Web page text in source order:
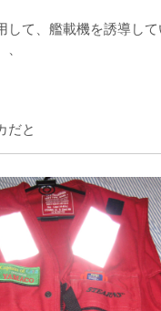
して、艦載機を誘導し
だと